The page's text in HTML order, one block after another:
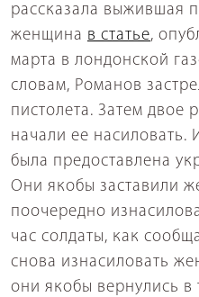
рассказала выжившая
женщина в статье,
марта в лондонской
словам, Романов
пистолета. Затем двое
начали ее
была предоставлена
Они якобы заставили
поочередно
час солдаты, как
снова изнасиловать
они якобы вернулись в